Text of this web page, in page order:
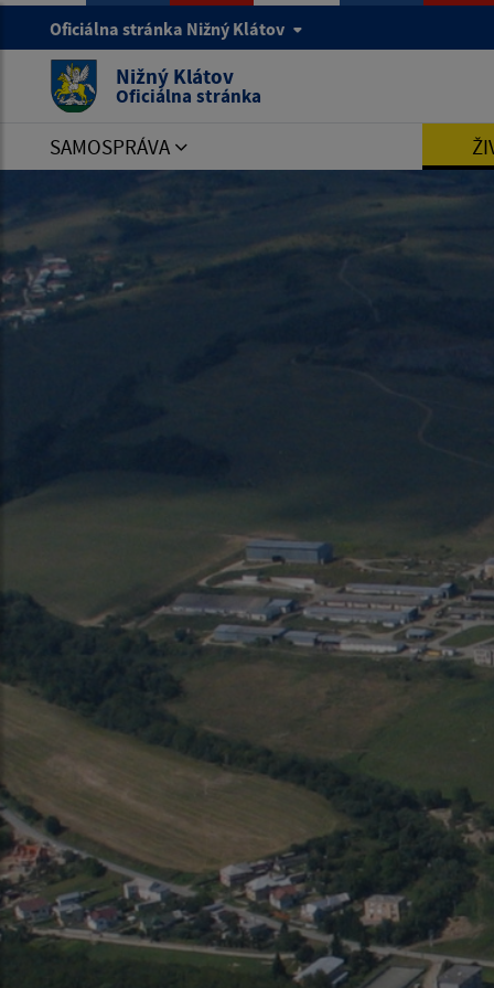
Oficiálna stránka Nižný Klátov
Nižný Klátov
Oficiálna stránka
SAMOSPRÁVA